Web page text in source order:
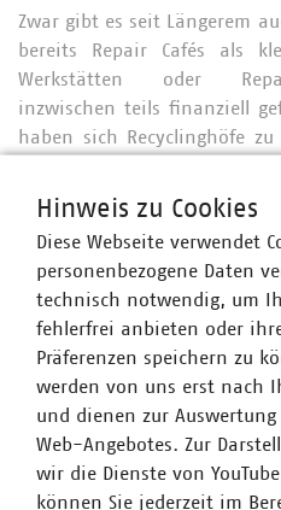
Zwar gibt es seit Längerem
bereits Repair Cafés als
Werkstätten oder
inzwischen teils finanziell
haben sich Recyclinghöfe zu
über Grenzen hinweg
ist es aber unabdingbar,
Reparatur aufeuropäischer
Hintergrund
Vermeidung,
Materialien - dies sind
Verbandes kommunaler
Hinweis zu Cookies
Diese Webseite verwendet
personenbezogene Daten
technisch notwendig, um
fehlerfrei anbieten oder
Präferenzen speichern zu
werden von uns erst nach
und dienen zur
Web-Angebotes. Zur
wir die Dienste von
können Sie jederzeit im